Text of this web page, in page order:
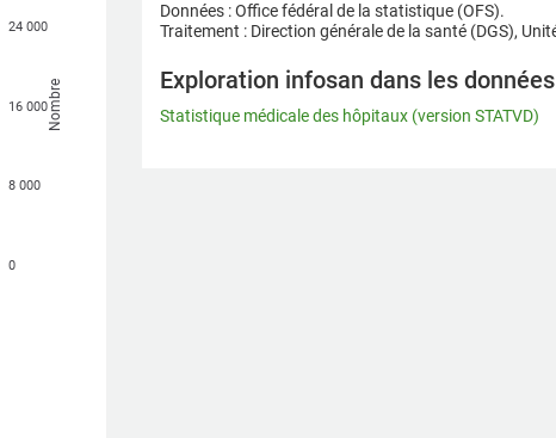
Nombre
0
8 000
16 000
24 000
Données : Office fédéral de la statistique (OFS).
Traitement : Direction générale de la santé (DGS),
Exploration infosan dans les
Statistique médicale des hôpitaux (version STATVD)